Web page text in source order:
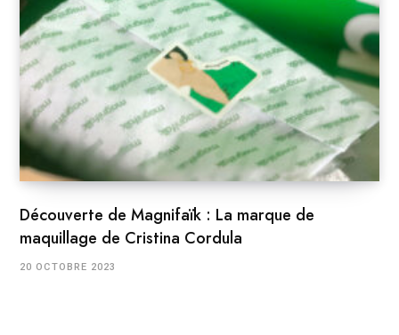
Découverte de Magnifaïk : La marque de
maquillage de Cristina Cordula
20 OCTOBRE 2023